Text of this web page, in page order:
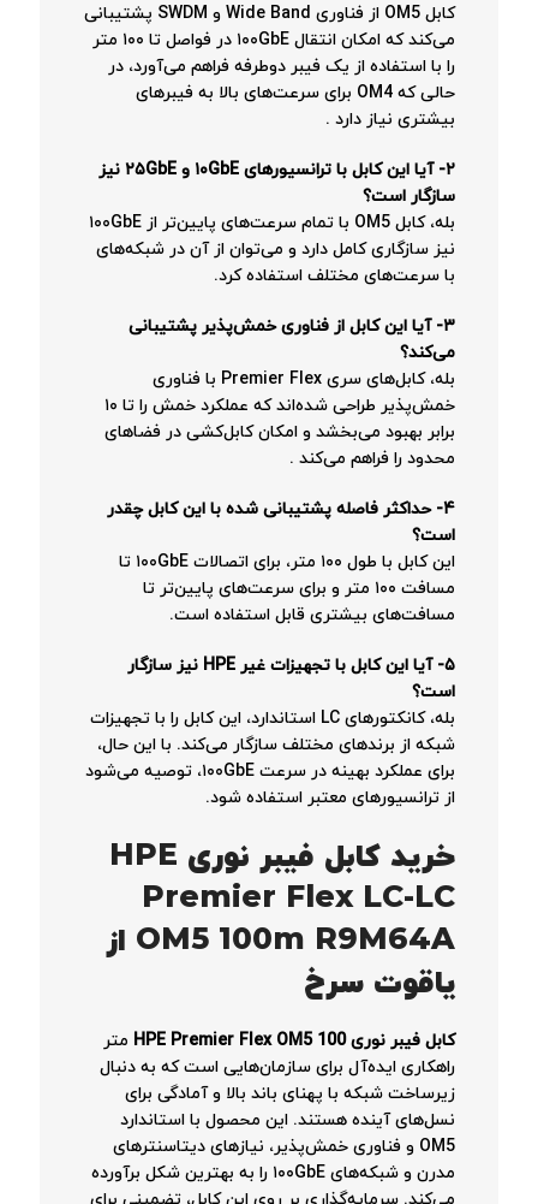
کابل OM5 از فناوری Wide Band و SWDM پشتیبانی
می‌کند که امکان انتقال ۱۰۰GbE در فواصل تا ۱۰۰ متر
را با استفاده از یک فیبر دوطرفه فراهم می‌آورد، در
حالی که OM4 برای سرعت‌های بالا به فیبرهای
بیشتری نیاز دارد .
۲- آیا این کابل با ترانسیورهای ۱۰GbE و ۲۵GbE نیز
سازگار است؟
بله، کابل OM5 با تمام سرعت‌های پایین‌تر از ۱۰۰GbE
نیز سازگاری کامل دارد و می‌توان از آن در شبکه‌های
با سرعت‌های مختلف استفاده کرد.
۳- آیا این کابل از فناوری خمش‌پذیر پشتیبانی
می‌کند؟
بله، کابل‌های سری Premier Flex با فناوری
خمش‌پذیر طراحی شده‌اند که عملکرد خمش را تا ۱۰
برابر بهبود می‌بخشد و امکان کابل‌کشی در فضاهای
محدود را فراهم می‌کند .
۴- حداکثر فاصله پشتیبانی شده با این کابل چقدر
است؟
این کابل با طول ۱۰۰ متر، برای اتصالات ۱۰۰GbE تا
مسافت ۱۰۰ متر و برای سرعت‌های پایین‌تر تا
مسافت‌های بیشتری قابل استفاده است.
۵- آیا این کابل با تجهیزات غیر HPE نیز سازگار
است؟
بله، کانکتورهای LC استاندارد، این کابل را با تجهیزات
شبکه از برندهای مختلف سازگار می‌کند. با این حال،
برای عملکرد بهینه در سرعت ۱۰۰GbE، توصیه می‌شود
از ترانسیورهای معتبر استفاده شود.
خرید کابل فیبر نوری HPE
Premier Flex LC-LC
OM5 100m R9M64A از
یاقوت سرخ
کابل فیبر نوری HPE Premier Flex OM5 100
متر
راهکاری ایده‌آل برای سازمان‌هایی است که به دنبال
زیرساخت شبکه با پهنای باند بالا و آمادگی برای
نسل‌های آینده هستند. این محصول با استاندارد
OM5 و فناوری خمش‌پذیر، نیازهای دیتاسنترهای
مدرن و شبکه‌های ۱۰۰GbE را به بهترین شکل برآورده
می‌کند. سرمایه‌گذاری بر روی این کابل، تضمینی برای